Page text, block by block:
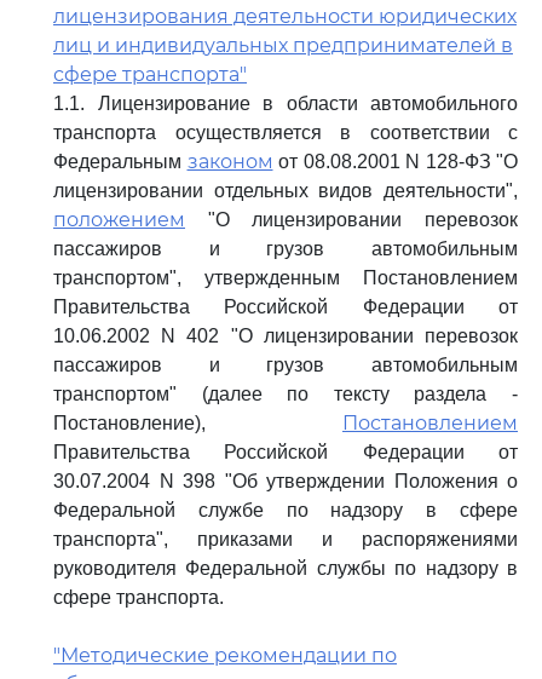
лицензирования деятельности юридических
лиц и индивидуальных предпринимателей в
сфере транспорта"
1.1. Лицензирование в области автомобильного
транспорта осуществляется в соответствии с
Федеральным законом от 08.08.2001 N 128-ФЗ "О
лицензировании отдельных видов деятельности",
положением
"О лицензировании перевозок
пассажиров и грузов автомобильным
транспортом", утвержденным Постановлением
Правительства Российской Федерации от
10.06.2002 N 402 "О лицензировании перевозок
пассажиров и грузов автомобильным
транспортом" (далее по тексту раздела -
Постановление),
Постановлением
Правительства Российской Федерации от
30.07.2004 N 398 "Об утверждении Положения о
Федеральной службе по надзору в сфере
транспорта", приказами и распоряжениями
руководителя Федеральной службы по надзору в
сфере транспорта.
"Методические рекомендации по